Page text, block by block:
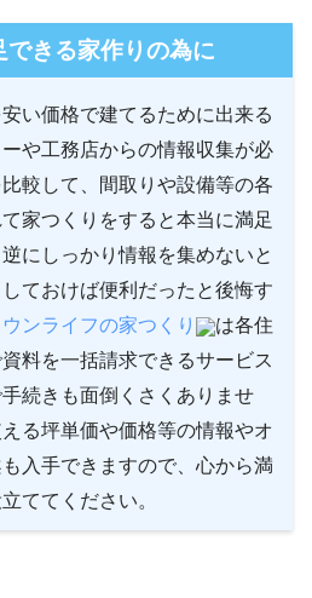
できる家作りの為に
い価格で建てるために出来る
や工務店からの情報収集が必
較して、間取りや設備等の各
家つくりをすると本当に満足
にしっかり情報を集めないと
ておけば便利だったと後悔す
ウンライフの家つくり
は各住
料を一括請求できるサービス
続きも面倒くさくありませ
る坪単価や価格等の情報やオ
入手できますので、心から満
ててください。